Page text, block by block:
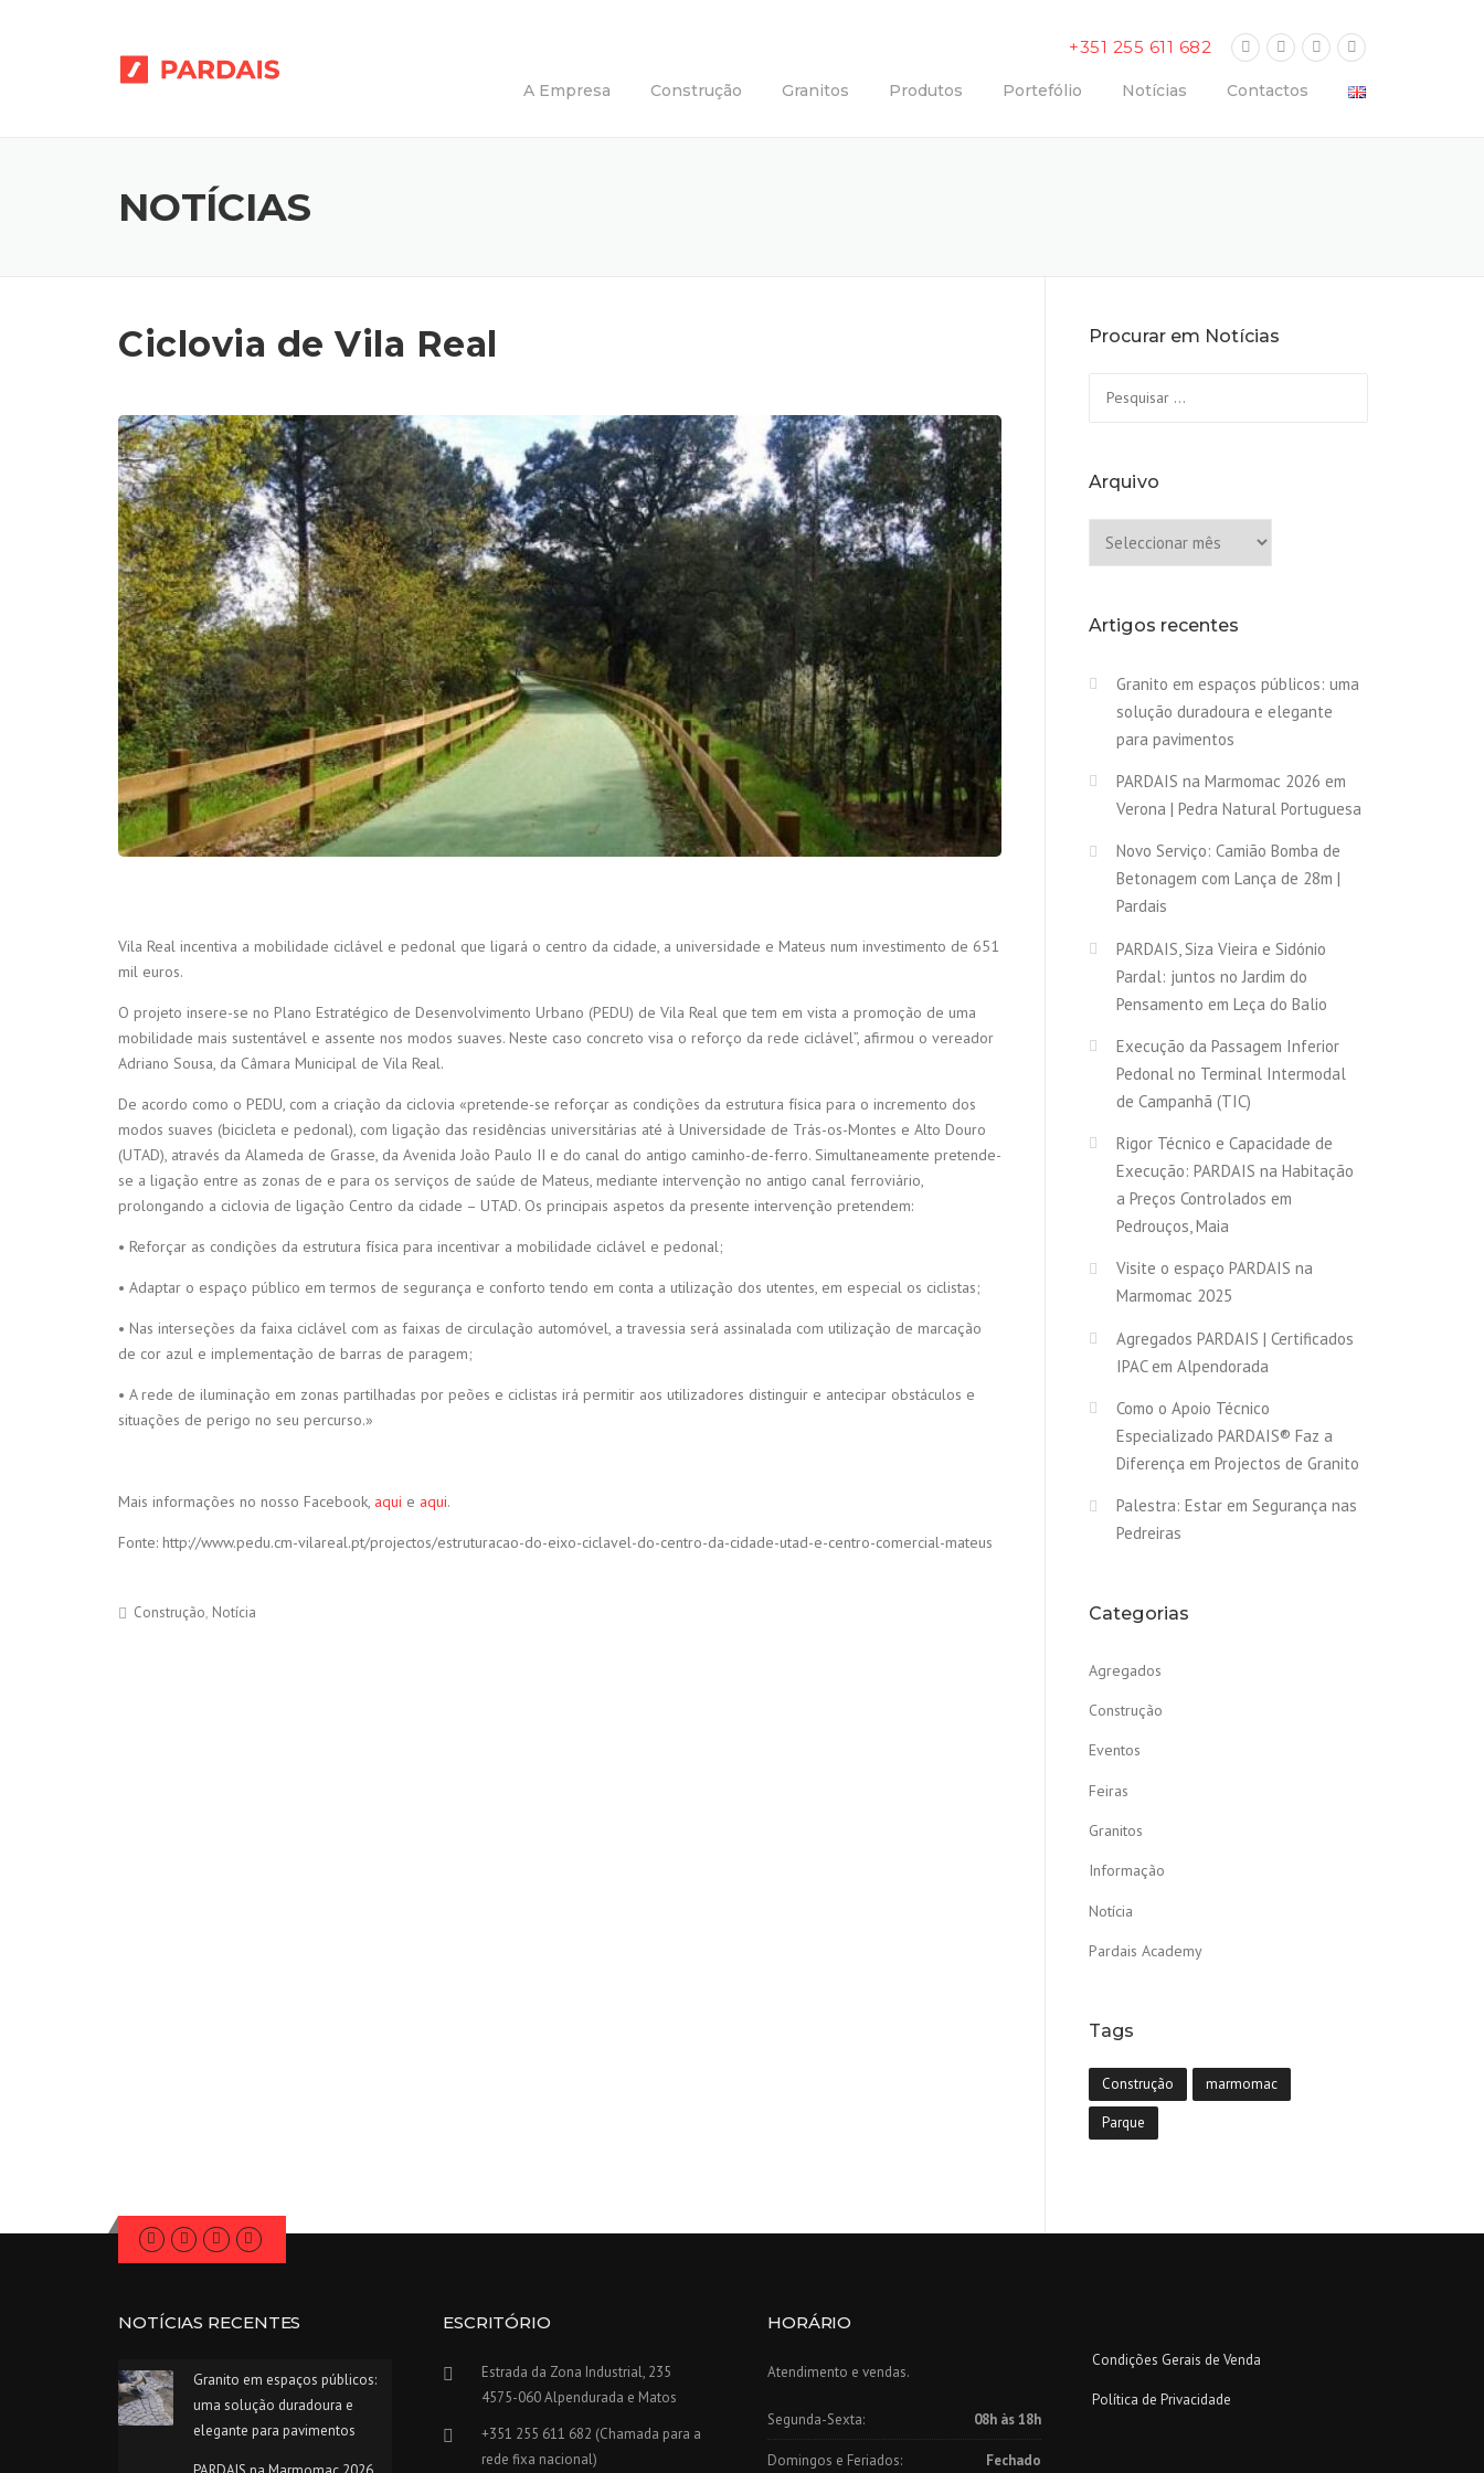
+351 255 611 682
A Empresa Construção Granitos Produtos Portefólio Notícias Contactos
NOTÍCIAS
Ciclovia de Vila Real
Vila Real incentiva a mobilidade ciclável e pedonal que ligará o centro da cidade, a universidade e Mateus num investimento de 651
mil euros.
O projeto insere-se no Plano Estratégico de Desenvolvimento Urbano (PEDU) de Vila Real que tem em vista a promoção de uma
mobilidade mais sustentável e assente nos modos suaves. Neste caso concreto visa o reforço da rede ciclável”, afirmou o vereador
Adriano Sousa, da Câmara Municipal de Vila Real.
De acordo como o PEDU, com a criação da ciclovia «pretende-se reforçar as condições da estrutura física para o incremento dos
modos suaves (bicicleta e pedonal), com ligação das residências universitárias até à Universidade de Trás-os-Montes e Alto Douro
(UTAD), através da Alameda de Grasse, da Avenida João Paulo II e do canal do antigo caminho-de-ferro. Simultaneamente pretende-
se a ligação entre as zonas de e para os serviços de saúde de Mateus, mediante intervenção no antigo canal ferroviário,
prolongando a ciclovia de ligação Centro da cidade – UTAD. Os principais aspetos da presente intervenção pretendem:
• Reforçar as condições da estrutura física para incentivar a mobilidade ciclável e pedonal;
• Adaptar o espaço público em termos de segurança e conforto tendo em conta a utilização dos utentes, em especial os ciclistas;
• Nas interseções da faixa ciclável com as faixas de circulação automóvel, a travessia será assinalada com utilização de marcação
de cor azul e implementação de barras de paragem;
• A rede de iluminação em zonas partilhadas por peões e ciclistas irá permitir aos utilizadores distinguir e antecipar obstáculos e
situações de perigo no seu percurso.»
Mais informações no nosso Facebook, aqui e aqui.
Fonte: http://www.pedu.cm-vilareal.pt/projectos/estruturacao-do-eixo-ciclavel-do-centro-da-cidade-utad-e-centro-comercial-mateus
Construção Notícia
Procurar em Notícias
por:
Arquivo
Artigos recentes
Granito em espaços públicos: uma
solução duradoura e elegante
para pavimentos
PARDAIS na Marmomac 2026 em
Verona | Pedra Natural Portuguesa
Novo Serviço: Camião Bomba de
Betonagem com Lança de 28m |
Pardais
PARDAIS, Siza Vieira e Sidónio
Pardal: juntos no Jardim do
Pensamento em Leça do Balio
Execução da Passagem Inferior
Pedonal no Terminal Intermodal
de Campanhã (TIC)
Rigor Técnico e Capacidade de
Execução: PARDAIS na Habitação
a Preços Controlados em
Pedrouços, Maia
Visite o espaço PARDAIS na
Marmomac 2025
Agregados PARDAIS | Certificados
IPAC em Alpendorada
Como o Apoio Técnico
Especializado PARDAIS® Faz a
Diferença em Projectos de Granito
Palestra: Estar em Segurança nas
Pedreiras
Categorias
Agregados
Construção
Eventos
Feiras
Granitos
Informação
Notícia
Pardais Academy
Tags
Construção marmomac
Parque
NOTÍCIAS RECENTES
Granito em espaços públicos:
uma solução duradoura e
elegante para pavimentos
ESCRITÓRIO
Estrada da Zona Industrial, 235
4575-060 Alpendurada e Matos
+351 255 611 682 (Chamada para a
rede fixa nacional)
HORÁRIO
Atendimento e vendas.
Segunda-Sexta: 08h às 18h
Domingos e Feriados: Fechado
Condições Gerais de Venda
Política de Privacidade